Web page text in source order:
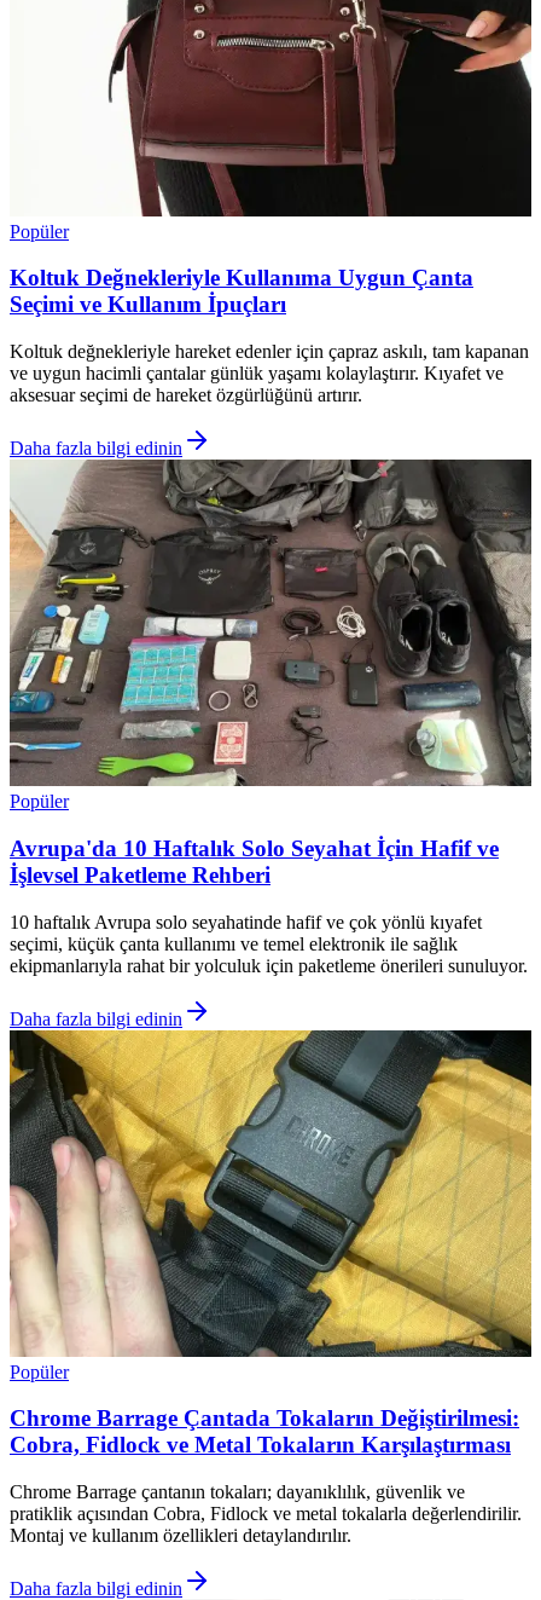
Popüler
Koltuk Değnekleriyle Kullanıma Uygun Çanta
Seçimi ve Kullanım İpuçları
Koltuk değnekleriyle hareket edenler için çapraz askılı, tam kapanan
ve uygun hacimli çantalar günlük yaşamı kolaylaştırır. Kıyafet ve
aksesuar seçimi de hareket özgürlüğünü artırır.
Daha fazla bilgi edinin
Popüler
Avrupa'da 10 Haftalık Solo Seyahat İçin Hafif ve
İşlevsel Paketleme Rehberi
10 haftalık Avrupa solo seyahatinde hafif ve çok yönlü kıyafet
seçimi, küçük çanta kullanımı ve temel elektronik ile sağlık
ekipmanlarıyla rahat bir yolculuk için paketleme önerileri sunuluyor.
Daha fazla bilgi edinin
Popüler
Chrome Barrage Çantada Tokaların Değiştirilmesi:
Cobra, Fidlock ve Metal Tokaların Karşılaştırması
Chrome Barrage çantanın tokaları; dayanıklılık, güvenlik ve
pratiklik açısından Cobra, Fidlock ve metal tokalarla değerlendirilir.
Montaj ve kullanım özellikleri detaylandırılır.
Daha fazla bilgi edinin